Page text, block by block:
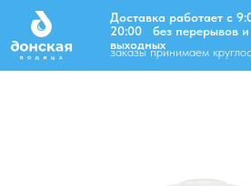
Доставка работает с 9:00 до
20:00 без перерывов и
выходных
заказы принимаем круглосуточно